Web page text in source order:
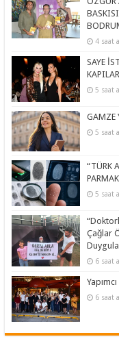
4 saat
SAYE
5 saat
GAMZE
5 saat
“TÜRK
5 saat
Çağlar
6 saat
6 saat